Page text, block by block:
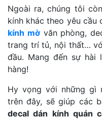
Ngoài ra, chúng tôi
kính khác theo yêu cầu
kính mờvăn phòng,
trang trí tủ, nội thất…
đầu. Mang đến sự hài
hàng!
Hy vọng với những gì
trên đây, sẽ giúp các
decal dán kính quán